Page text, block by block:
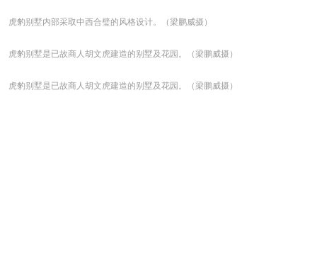
虎豹别墅内部采取中西合璧的风格设计。（梁鹏威摄）
虎豹别墅是已故商人胡文虎建造的别墅及花园。（梁鹏威摄）
虎豹别墅是已故商人胡文虎建造的别墅及花园。（梁鹏威摄）